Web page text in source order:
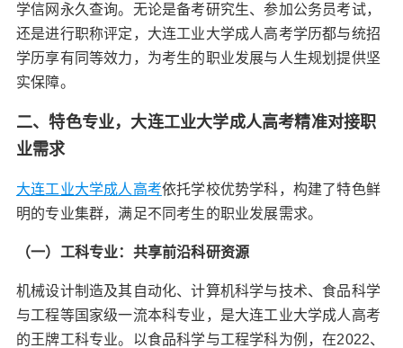
学信网永久查询。无论是备考研究生、参加公务员考试，
还是进行职称评定，大连工业大学成人高考学历都与统招
学历享有同等效力，为考生的职业发展与人生规划提供坚
实保障。
二、特色专业，大连工业大学成人高考精准对接职
业需求
大连工业大学成人高考依托学校优势学科，构建了特色鲜
明的专业集群，满足不同考生的职业发展需求。
（一）工科专业：共享前沿科研资源
机械设计制造及其自动化、计算机科学与技术、食品科学
与工程等国家级一流本科专业，是大连工业大学成人高考
的王牌工科专业。以食品科学与工程学科为例，在2022、